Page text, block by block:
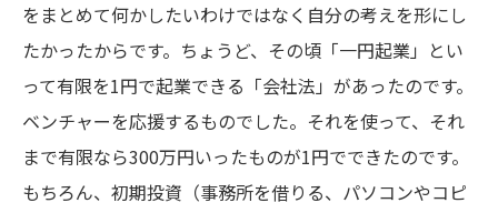
をまとめて何かしたいわけではなく自分の考えを形にし
たかったからです。ちょうど、その頃「一円起業」とい
って有限を1円で起業できる「会社法」があったのです。
ベンチャーを応援するものでした。それを使って、それ
まで有限なら300万円いったものが1円でできたのです。
もちろん、初期投資（事務所を借りる、パソコンやコピ